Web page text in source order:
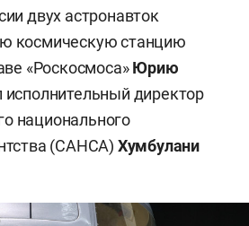
двух астронавток
космическую станцию
«Роскосмоса»Юрию
директор
национального
(САНСА) Хумбулани